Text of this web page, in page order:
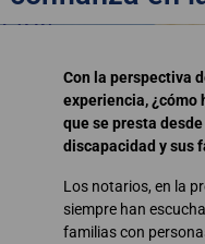
Con la perspectiva
experiencia, ¿cómo
que se presta
discapacidad y sus
Los notarios, en la
siempre han
familias con